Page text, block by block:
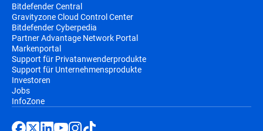
Bitdefender Central
Gravityzone Cloud Control Center
Bitdefender Cyberpedia
Partner Advantage Network Portal
Markenportal
Support für Privatanwenderprodukte
Support für Unternehmensprodukte
Investoren
Jobs
InfoZone